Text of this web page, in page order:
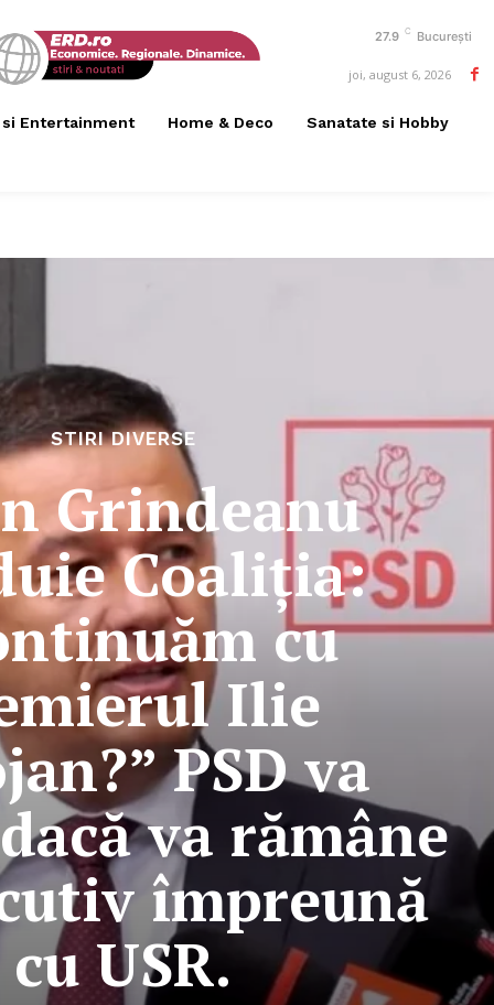
27.9 C București
joi, august 6, 2026
Entertainment Home & Deco Sanatate si Hobby
STIRI DIVERSE
Grindeanu
Coaliția:
cu
Ilie
PSD va
va rămâne
împreună
cu USR.